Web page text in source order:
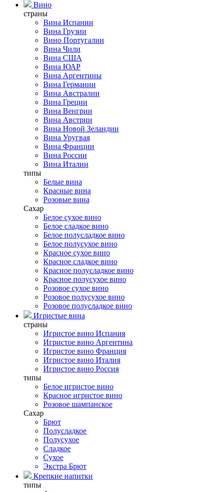
Вино
страны
Вина Испании
Вина Грузии
Вино Португалии
Вина Чили
Вина США
Вина ЮАР
Вина Аргентины
Вина Германии
Вина Австралии
Вина Греции
Вина Венгрии
Вина Австрии
Вина Новой Зеландии
Вина Уругвая
Вина Франции
Вина России
Вина Италии
типы
Белые вина
Красные вина
Розовые вина
Сахар
Белое сухое вино
Белое сладкое вино
Белое полусладкое вино
Белое полусухое вино
Красное сухое вино
Красное сладкое вино
Красное полусладкое вино
Красное полусухое вино
Розовое сухое вино
Розовое полусухое вино
Розовое полусладкое вино
Игристые вина
страны
Игристое вино Испания
Игристое вино Аргентина
Игристое вино Франция
Игристое вино Италия
Игристое вино Россия
типы
Белое игристое вино
Красное игристое вино
Розовое шампанское
Сахар
Брют
Полусладкое
Полусухое
Сладкое
Сухое
Экстра Брют
Крепкие напитки
типы